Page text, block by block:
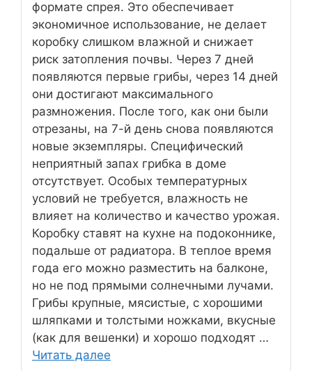
формате спрея. Это обеспечивает
экономичное использование, не делает
коробку слишком влажной и снижает
риск затопления почвы. Через 7 дней
появляются первые грибы, через 14 дней
они достигают максимального
размножения. После того, как они были
отрезаны, на 7-й день снова появляются
новые экземпляры. Специфический
неприятный запах грибка в доме
отсутствует. Особых температурных
условий не требуется, влажность не
влияет на количество и качество урожая.
Коробку ставят на кухне на подоконнике,
подальше от радиатора. В теплое время
года его можно разместить на балконе,
но не под прямыми солнечными лучами.
Грибы крупные, мясистые, с хорошими
шляпками и толстыми ножками, вкусные
(как для вешенки) и хорошо подходят …
Читать далее